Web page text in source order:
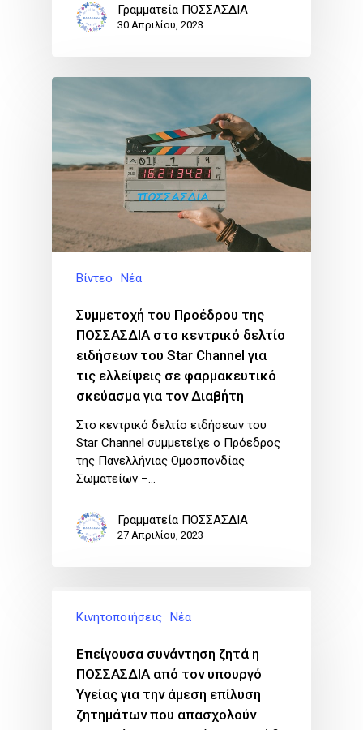
Γραμματεία ΠΟΣΣΑΣΔΙΑ
30 Απριλίου, 2023
Βίντεο Νέα
Συμμετοχή του Προέδρου της
ΠΟΣΣΑΣΔΙΑ στο κεντρικό δελτίο
ειδήσεων του Star Channel για
τις ελλείψεις σε φαρμακευτικό
σκεύασμα για τον Διαβήτη
Στο κεντρικό δελτίο ειδήσεων του
Star Channel συμμετείχε ο Πρόεδρος
της Πανελλήνιας Ομοσπονδίας
Σωματείων –…
Γραμματεία ΠΟΣΣΑΣΔΙΑ
27 Απριλίου, 2023
Κινητοποιήσεις Νέα
Επείγουσα συνάντηση ζητά η
ΠΟΣΣΑΣΔΙΑ από τον υπουργό
Υγείας για την άμεση επίλυση
ζητημάτων που απασχολούν